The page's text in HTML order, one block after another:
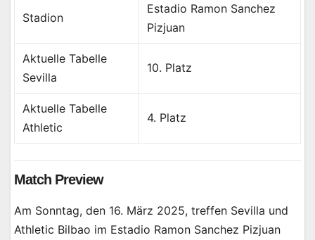
Stadion
Estadio Ramon Sanchez
Pizjuan
Aktuelle Tabelle
Sevilla
10. Platz
Aktuelle Tabelle
Athletic
4. Platz
Match Preview
Am Sonntag, den 16. März 2025, treffen Sevilla und
Athletic Bilbao im Estadio Ramon Sanchez Pizjuan